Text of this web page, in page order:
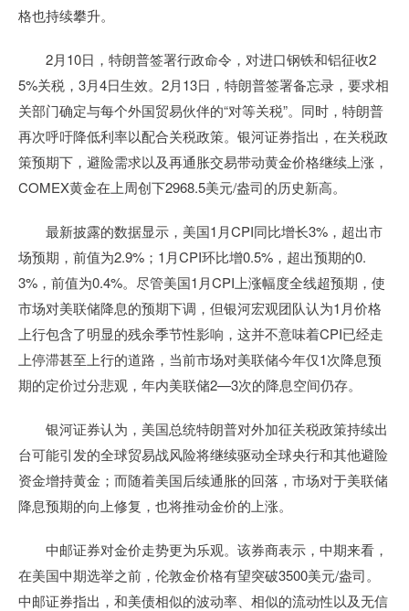
格也持续攀升。
2月10日，特朗普签署行政命令，对进口钢铁和铝征收2
5%关税，3月4日生效。2月13日，特朗普签署备忘录，要求相
关部门确定与每个外国贸易伙伴的“对等关税”。同时，特朗普
再次呼吁降低利率以配合关税政策。银河证券指出，在关税政
策预期下，避险需求以及再通胀交易带动黄金价格继续上涨，
COMEX黄金在上周创下2968.5美元/盎司的历史新高。
最新披露的数据显示，美国1月CPI同比增长3%，超出市
场预期，前值为2.9%；1月CPI环比增0.5%，超出预期的0.
3%，前值为0.4%。尽管美国1月CPI上涨幅度全线超预期，使
市场对美联储降息的预期下调，但银河宏观团队认为1月价格
上行包含了明显的残余季节性影响，这并不意味着CPI已经走
上停滞甚至上行的道路，当前市场对美联储今年仅1次降息预
期的定价过分悲观，年内美联储2—3次的降息空间仍存。
银河证券认为，美国总统特朗普对外加征关税政策持续出
台可能引发的全球贸易战风险将继续驱动全球央行和其他避险
资金增持黄金；而随着美国后续通胀的回落，市场对于美联储
降息预期的向上修复，也将推动金价的上涨。
中邮证券对金价走势更为乐观。该券商表示，中期来看，
在美国中期选举之前，伦敦金价格有望突破3500美元/盎司。
中邮证券指出，和美债相似的波动率、相似的流动性以及无信